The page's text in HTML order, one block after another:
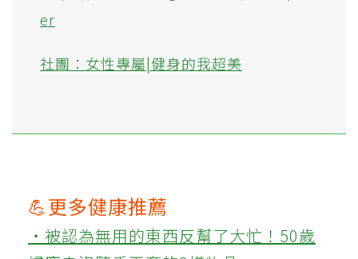
er
社團：女性專屬|健身的我超美
💪更多健康推薦
‧被認為無用的東西反幫了大忙！50歲